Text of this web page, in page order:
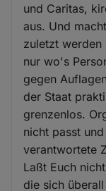
und Caritas,
aus. Und
zuletzt werden
nur wo's
gegen
der Staat
grenzenlos.
nicht passt
verantwortete
Laßt Euch
die sich